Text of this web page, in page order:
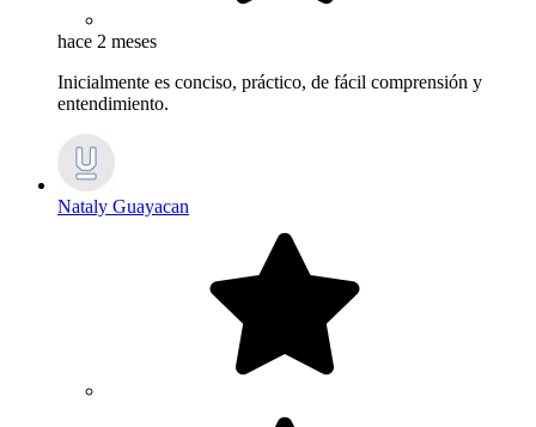
hace 2 meses
Inicialmente es conciso, práctico, de fácil comprensión y
entendimiento.
Nataly Guayacan